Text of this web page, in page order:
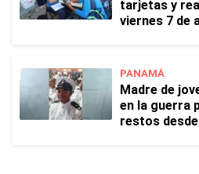
tarjetas y
viernes 7 de
PANAMÁ
Madre de
en la guerra
restos